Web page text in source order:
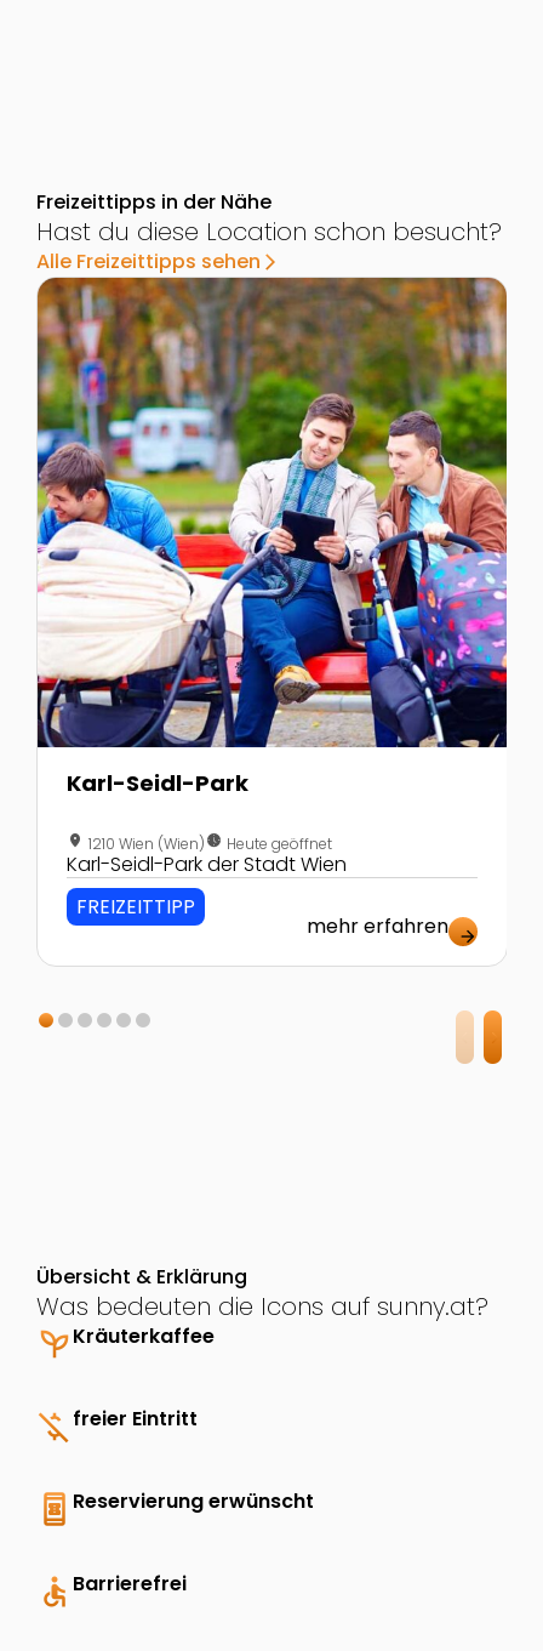
Freizeittipps in der Nähe
Hast du diese Location schon besucht?
Alle Freizeittipps sehen arrow_forward_ios
Zur Detailseite von Karl-Seidl-Park
Karl-Seidl-Park
location_on 1210 Wien (Wien)nest_clock_farsight_analog Heute geöffnet
Karl-Seidl-Park der Stadt Wien
FREIZEITTIPP
mehr erfahren arrow_forward
Übersicht & Erklärung
Was bedeuten die Icons auf sunny.at?
psychiatryKräuterkaffee
money_off freier Eintritt
book_online Reservierung erwünscht
accessible Barrierefrei